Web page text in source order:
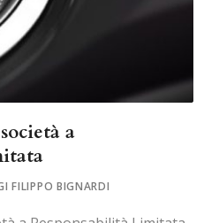
a
FILIPPO BIGNARDI